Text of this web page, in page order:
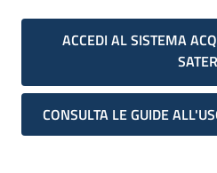
ACCEDI AL SISTEMA
SATER
CONSULTA LE GUIDE